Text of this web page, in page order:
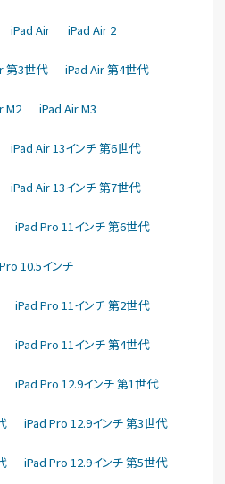
iPad Air iPad Air 2
第3世代 iPad Air 第4世代
M2 iPad Air M3
iPad Air 13インチ 第6世代
iPad Air 13インチ 第7世代
iPad Pro 11インチ 第6世代
10.5インチ
iPad Pro 11インチ 第2世代
iPad Pro 11インチ 第4世代
iPad Pro 12.9インチ 第1世代
iPad Pro 12.9インチ 第3世代
iPad Pro 12.9インチ 第5世代